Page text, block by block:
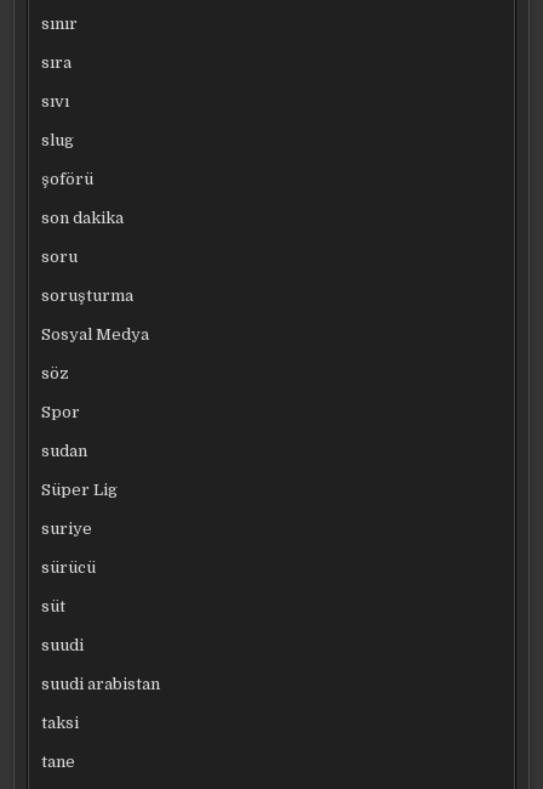
sınır
sıra
sıvı
slug
şoförü
son dakika
soru
soruşturma
Sosyal Medya
söz
Spor
sudan
Süper Lig
suriye
sürücü
süt
suudi
suudi arabistan
taksi
tane